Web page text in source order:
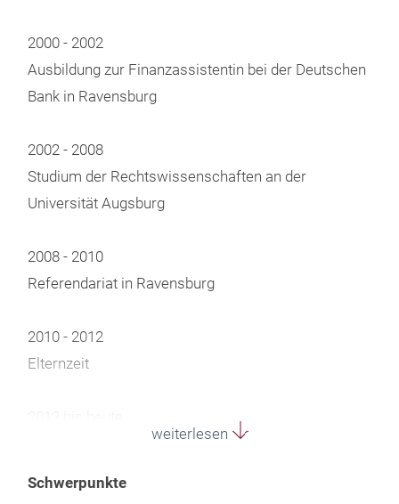
2000 - 2002
Ausbildung zur Finanzassistentin bei der Deutschen
Bank in Ravensburg
2002 - 2008
Studium der Rechtswissenschaften an der
Universität Augsburg
2008 - 2010
Referendariat in Ravensburg
2010 - 2012
Elternzeit
Zulassung zur Rechtsanwältin und Tätigkeit als
weiterlesen
Schwerpunkte